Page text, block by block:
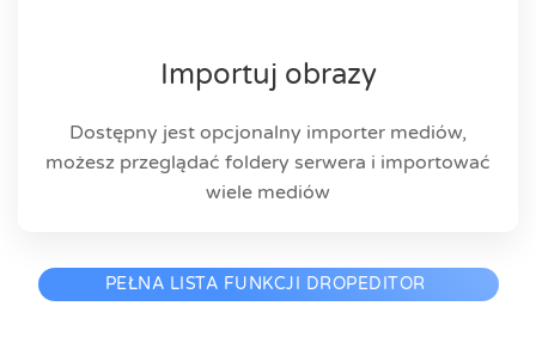
Importuj obrazy
Dostępny jest opcjonalny importer mediów,
możesz przeglądać foldery serwera i importować
wiele mediów
PEŁNA LISTA FUNKCJI DROPEDITOR